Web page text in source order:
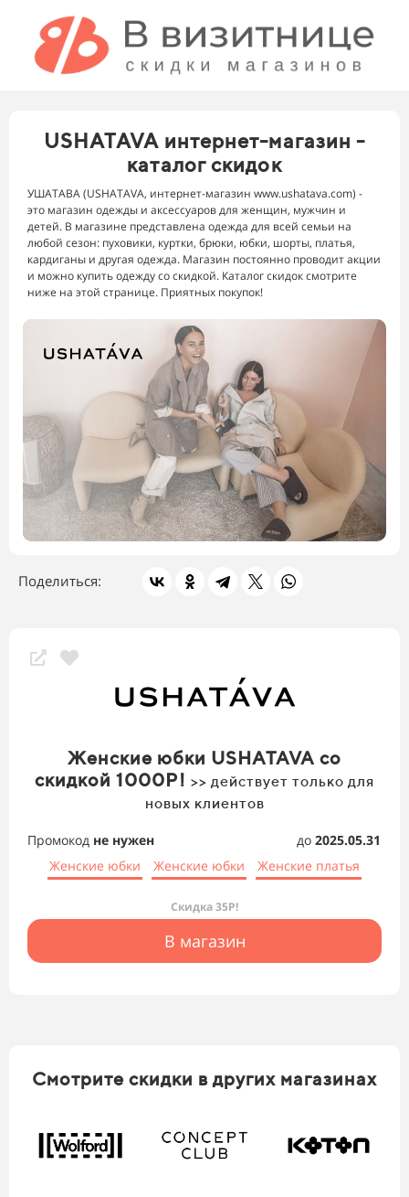
USHATAVA интернет-магазин -
каталог скидок
УШАТАВА (USHATAVA, интернет-магазин www.ushatava.com) -
это магазин одежды и аксессуаров для женщин, мужчин и
детей. В магазине представлена одежда для всей семьи на
любой сезон: пуховики, куртки, брюки, юбки, шорты, платья,
кардиганы и другая одежда. Магазин постоянно проводит акции
и можно купить одежду со скидкой. Каталог скидок смотрите
ниже на этой странице. Приятных покупок!
Скидки магазина
Поделиться:
Женские юбки USHATAVA со
скидкой 1000Р! >> действует только для
новых клиентов
Промокод не нужен до 2025.05.31
Женские юбки
Женские юбки Женские платья
Скидка 35Р!
В магазин
Смотрите скидки в других магазинах